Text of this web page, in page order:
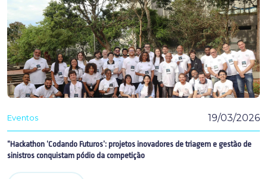
Eventos 19/03/2026
“Hackathon ‘Codando Futuros’: projetos inovadores de triagem e gestão de
sinistros conquistam pódio da competição